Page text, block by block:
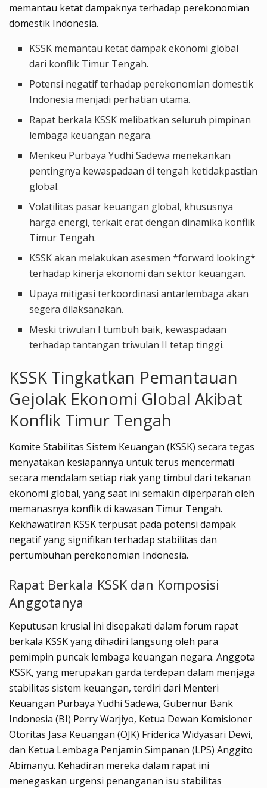
memantau ketat dampaknya terhadap perekonomian
domestik Indonesia.
KSSK memantau ketat dampak ekonomi global
dari konflik Timur Tengah.
Potensi negatif terhadap perekonomian domestik
Indonesia menjadi perhatian utama.
Rapat berkala KSSK melibatkan seluruh pimpinan
lembaga keuangan negara.
Menkeu Purbaya Yudhi Sadewa menekankan
pentingnya kewaspadaan di tengah ketidakpastian
global.
Volatilitas pasar keuangan global, khususnya
harga energi, terkait erat dengan dinamika konflik
Timur Tengah.
KSSK akan melakukan asesmen *forward looking*
terhadap kinerja ekonomi dan sektor keuangan.
Upaya mitigasi terkoordinasi antarlembaga akan
segera dilaksanakan.
Meski triwulan I tumbuh baik, kewaspadaan
terhadap tantangan triwulan II tetap tinggi.
KSSK Tingkatkan Pemantauan
Gejolak Ekonomi Global Akibat
Konflik Timur Tengah
Komite Stabilitas Sistem Keuangan (KSSK) secara tegas
menyatakan kesiapannya untuk terus mencermati
secara mendalam setiap riak yang timbul dari tekanan
ekonomi global, yang saat ini semakin diperparah oleh
memanasnya konflik di kawasan Timur Tengah.
Kekhawatiran KSSK terpusat pada potensi dampak
negatif yang signifikan terhadap stabilitas dan
pertumbuhan perekonomian Indonesia.
Rapat Berkala KSSK dan Komposisi
Anggotanya
Keputusan krusial ini disepakati dalam forum rapat
berkala KSSK yang dihadiri langsung oleh para
pemimpin puncak lembaga keuangan negara. Anggota
KSSK, yang merupakan garda terdepan dalam menjaga
stabilitas sistem keuangan, terdiri dari Menteri
Keuangan Purbaya Yudhi Sadewa, Gubernur Bank
Indonesia (BI) Perry Warjiyo, Ketua Dewan Komisioner
Otoritas Jasa Keuangan (OJK) Friderica Widyasari Dewi,
dan Ketua Lembaga Penjamin Simpanan (LPS) Anggito
Abimanyu. Kehadiran mereka dalam rapat ini
menegaskan urgensi penanganan isu stabilitas